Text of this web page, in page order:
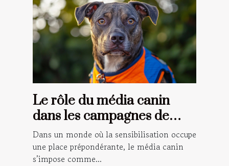
Le rôle du média canin
dans les campagnes de
sensibilisation
Dans un monde où la sensibilisation occupe
une place prépondérante, le média canin
s’impose comme...